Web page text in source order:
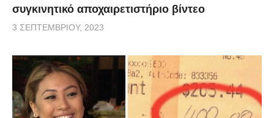
συγκινητικό αποχαιρετιστήριο βίντεο
3 ΣΕΠΤΕΜΒΡΊΟΥ, 2023